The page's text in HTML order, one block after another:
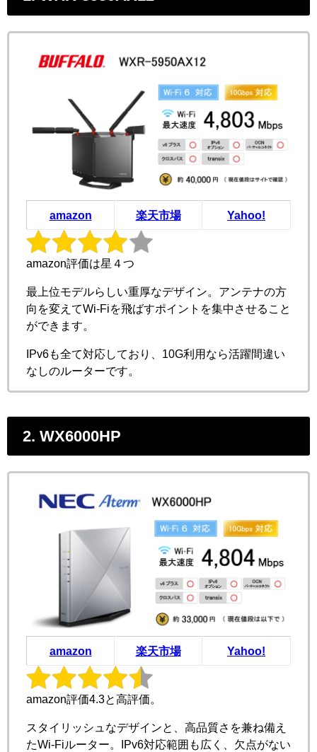
amazon 楽天市場 Yahoo!
amazon評価は星４つ
最上位モデルらしい重厚なデザイン。アンテナの方
向を変えてWi-Fiを飛ばすポイントを集中させること
ができます。
IPv6も全て対応しており、10G利用なら活躍間違い
なしのルーターです。
2. WX6000HP
amazon 楽天市場 Yahoo!
amazon評価4.3と高評価。
スタイリッシュなデザインと、高品質さを兼ね備え
たWi-Fiルーター。IPv6対応範囲も広く、欠点がない